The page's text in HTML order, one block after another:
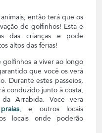
então terá que os
de golfinhos! Esta é
das crianças e pode
altos das férias!
a viver ao longo
que você os verá
Durante estes passeios,
conduzido junto à costa,
Arrábida. Você verá
praias, e outros locais
locais onde poderão